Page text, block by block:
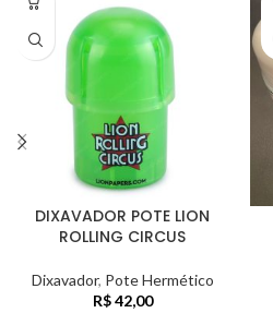
DIXAVADOR POTE LION
ROLLING CIRCUS
Dixavador, Pote Hermético
R$42,00